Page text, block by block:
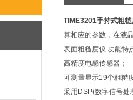
TIME3201手持式粗
算相应的参数，在液
表面粗糙度仪 功能特
高精度电感传感器；
可测量显示19个粗糙
采用DSP(数字信号处